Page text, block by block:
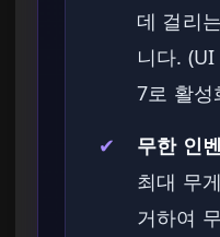
데 걸리
니다.
7로 활성
✔
무한 인
최대 무
거하여